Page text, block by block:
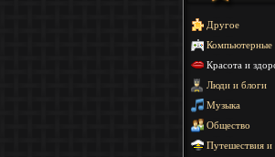
Другое
Компьютерные
Красота и
Люди и блоги
Музыка
Общество
Путешествия и